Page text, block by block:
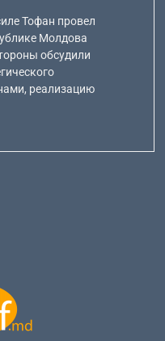
Тофан провел
Молдова
обсудили
реализацию